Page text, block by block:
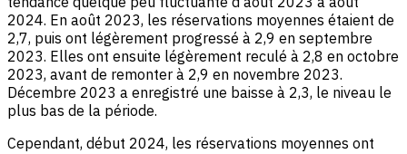
2024. En août 2023, les réservations moyennes étaient de
2,7, puis ont légèrement progressé à 2,9 en septembre
2023. Elles ont ensuite légèrement reculé à 2,8 en octobre
2023, avant de remonter à 2,9 en novembre 2023.
Décembre 2023 a enregistré une baisse à 2,3, le niveau le
plus bas de la période.
Cependant, début 2024, les réservations moyennes ont